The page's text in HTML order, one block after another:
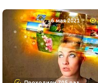
6 мая 2021